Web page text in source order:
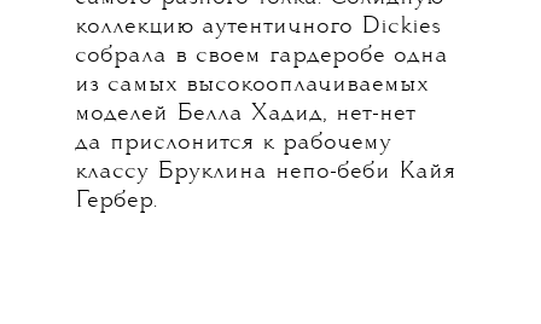
коллекцию аутентичного Dickies
собрала в своем гардеробе одна
из самых высокооплачиваемых
моделей Белла Хадид, нет-нет
да прислонится к рабочему
классу Бруклина непо-беби Кайя
Гербер.